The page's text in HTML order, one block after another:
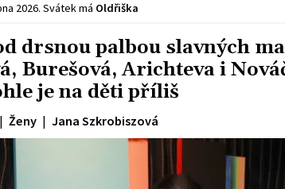
2026. Svátek má Oldřiška
drsnou palbou slavných
Burešová, Arichteva i
je na děti příliš
| Ženy | Jana Szkrobiszová